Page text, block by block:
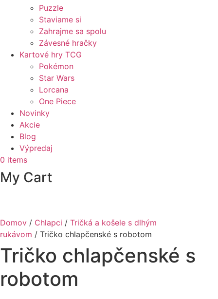
Puzzle
Staviame si
Zahrajme sa spolu
Závesné hračky
Kartové hry TCG
Pokémon
Star Wars
Lorcana
One Piece
Novinky
Akcie
Blog
Výpredaj
0 items
My Cart
Domov / Chlapci / Tričká a košele s dlhým
rukávom / Tričko chlapčenské s robotom
Tričko chlapčenské s
robotom